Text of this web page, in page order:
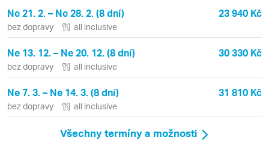
Ne 21. 2. – Ne 28. 2. (8 dní) 23 940 Kč
bez dopravy all inclusive
Ne 13. 12. – Ne 20. 12. (8 dní) 30 330 Kč
bez dopravy all inclusive
Ne 7. 3. – Ne 14. 3. (8 dní) 31 810 Kč
bez dopravy all inclusive
Všechny termíny a možnosti